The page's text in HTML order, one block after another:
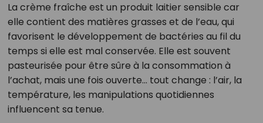
La crème fraîche est un produit laitier sensible car
elle contient des matières grasses et de l’eau, qui
favorisent le développement de bactéries au fil du
temps si elle est mal conservée. Elle est souvent
pasteurisée pour être sûre à la consommation à
l’achat, mais une fois ouverte… tout change : l’air, la
température, les manipulations quotidien­nes
influencent sa tenue.